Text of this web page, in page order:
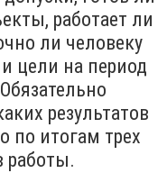
работает ли
ли человеку
цели на период
результатов
по итогам трех
работы.